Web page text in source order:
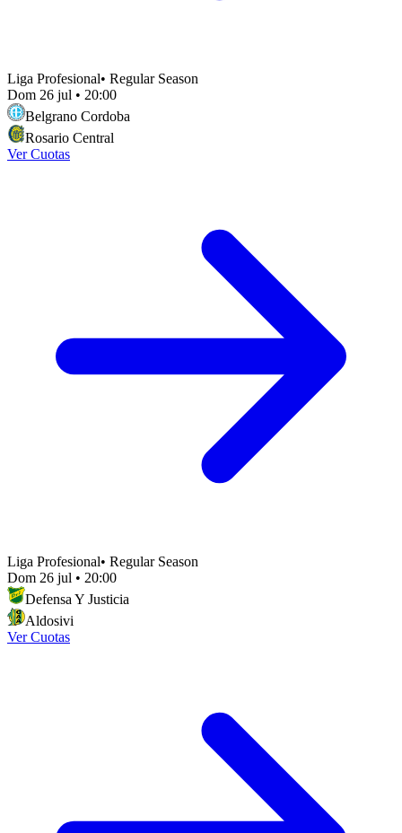
Liga Profesional• Regular Season
Dom 26 jul • 20:00
Belgrano Cordoba
Rosario Central
Ver Cuotas
Liga Profesional• Regular Season
Dom 26 jul • 20:00
Defensa Y Justicia
Aldosivi
Ver Cuotas